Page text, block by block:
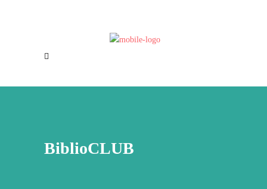
Offres d’emploi
BiblioCLUB